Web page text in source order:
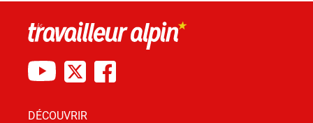
DÉCOUVRIR